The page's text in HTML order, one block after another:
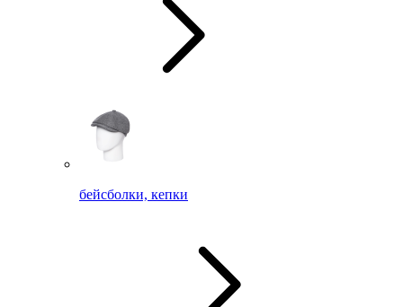
бейсболки, кепки